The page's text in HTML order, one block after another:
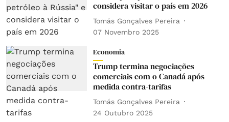
considera visitar o país em 2026
Tomás Gonçalves Pereira
07 Novembro 2025
Economia
Trump termina negociações
comerciais com o Canadá após
medida contra-tarifas
Tomás Gonçalves Pereira
24 Outubro 2025